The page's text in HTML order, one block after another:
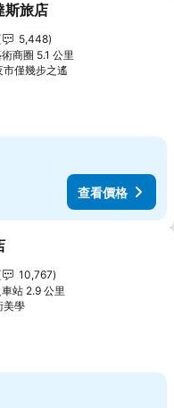
的最愛
斯旅店
5,448
商圈 5.1 公里
市僅幾步之遙
查看價格
最愛
10,767
站 2.9 公里
美學查看價格